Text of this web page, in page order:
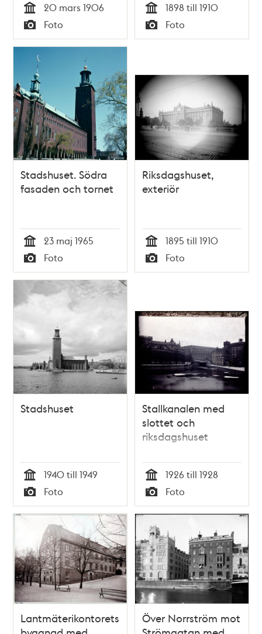
Tid
20 mars 1906
Typ
Foto Tid
1898 till 1910
Typ
Foto
Stadshuset. Södra
fasaden och tornet
Tid
23 maj 1965
Typ
Foto
Riksdagshuset,
exteriör
Tid
1895 till 1910
Typ
Foto
Stadshuset
Tid
1940 till 1949
Typ
Foto
Stallkanalen med
slottet och
riksdagshuset
Tid
1926 till 1928
Typ
Foto
Lantmäterikontorets
Över Norrström mot